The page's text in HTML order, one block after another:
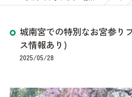
城南宮での特別なお宮参り
ス情報あり)
2025/05/28